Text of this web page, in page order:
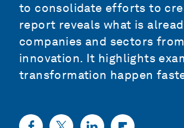
to consolidate efforts to
report reveals what is
companies and sectors
innovation. It highlights
transformation happen